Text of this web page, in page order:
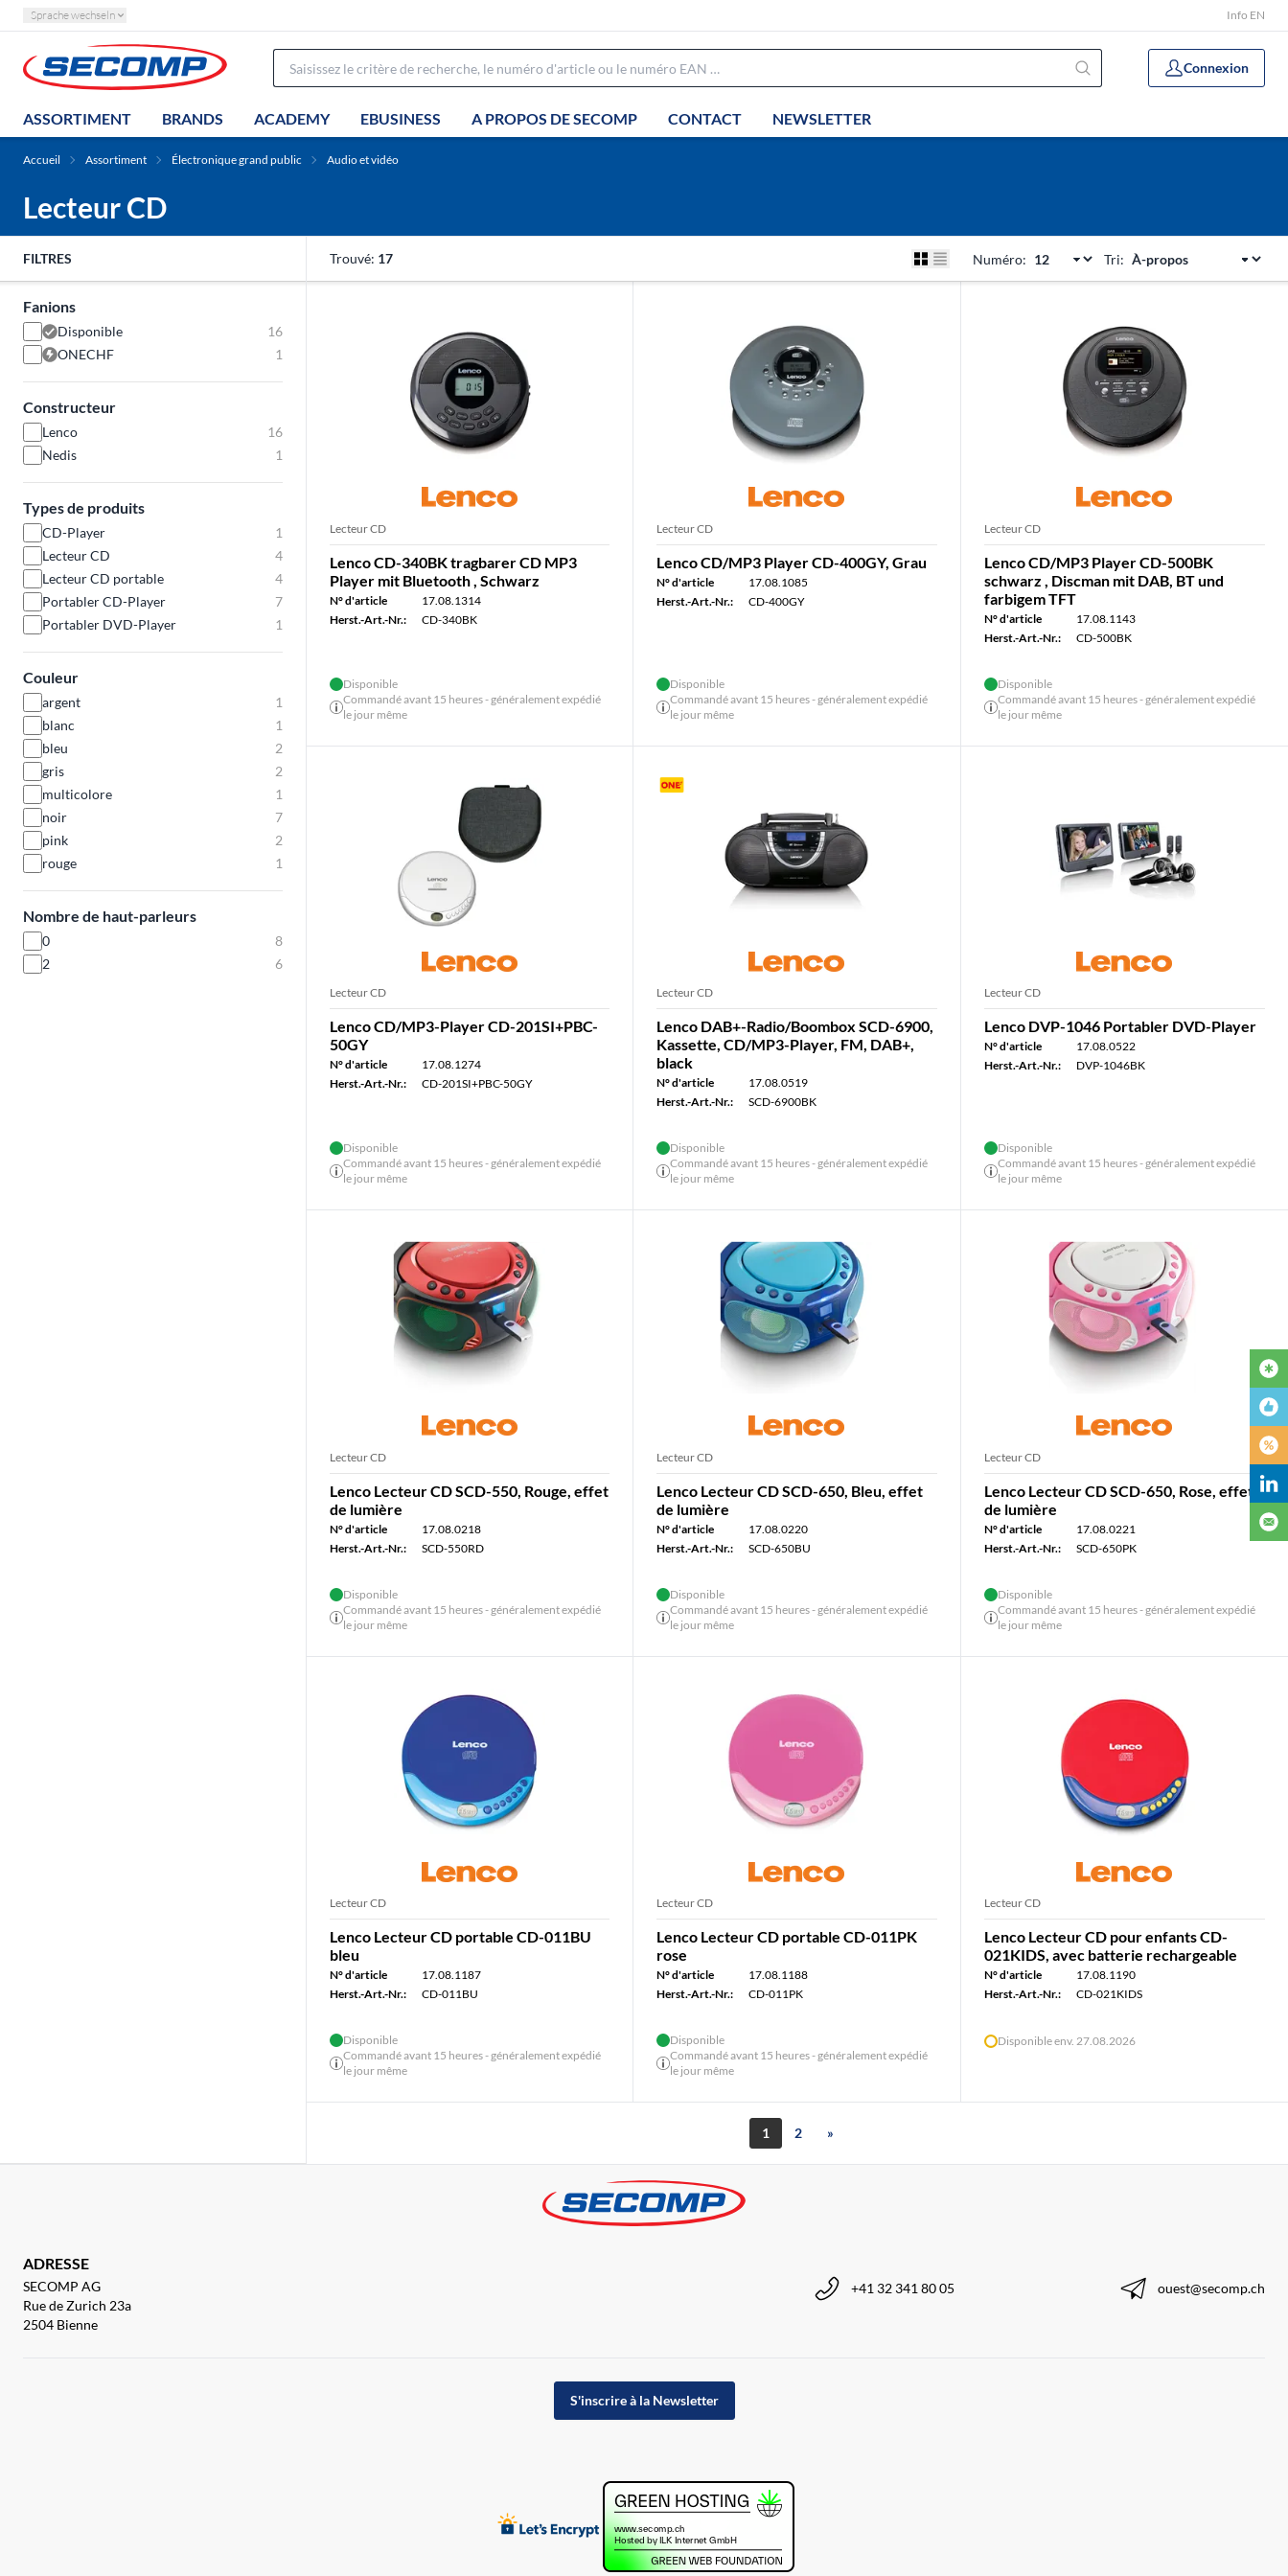
Sprache wechseln Info EN
Connexion
ASSORTIMENT BRANDS ACADEMY EBUSINESS A PROPOS DE SECOMP CONTACT NEWSLETTER
Accueil Assortiment Électronique grand public Audio et vidéo
Lecteur CD
FILTRES
Fanions
Disponible
16
ONECHF
1
Constructeur
Lenco
16
Nedis
1
Types de produits
CD-Player
1
Lecteur CD
4
Lecteur CD portable
4
Portabler CD-Player
7
Portabler DVD-Player
1
Couleur
argent
1
blanc
1
bleu
2
gris
2
multicolore
1
noir
7
pink
2
rouge
1
Nombre de haut-parleurs
0
8
2
6
Trouvé: 17 Numéro: Tri:
Lecteur CD
Lenco CD-340BK tragbarer CD MP3
Player mit Bluetooth , Schwarz
N° d'article
17.08.1314
Herst.-Art.-Nr.:
CD-340BK
Disponible
Commandé avant 15 heures - généralement expédié
le jour même
Lecteur CD
Lenco CD/MP3 Player CD-400GY, Grau
N° d'article
17.08.1085
Herst.-Art.-Nr.:
CD-400GY
Disponible
Commandé avant 15 heures - généralement expédié
le jour même
Lecteur CD
Lenco CD/MP3 Player CD-500BK
schwarz , Discman mit DAB, BT und
farbigem TFT
N° d'article
17.08.1143
Herst.-Art.-Nr.:
CD-500BK
Disponible
Commandé avant 15 heures - généralement expédié
le jour même
Lecteur CD
Lenco CD/MP3-Player CD-201SI+PBC-
50GY
N° d'article
17.08.1274
Herst.-Art.-Nr.:
CD-201SI+PBC-50GY
Disponible
Commandé avant 15 heures - généralement expédié
le jour même
Lecteur CD
Lenco DAB+-Radio/Boombox SCD-6900,
Kassette, CD/MP3-Player, FM, DAB+,
black
N° d'article
17.08.0519
Herst.-Art.-Nr.:
SCD-6900BK
Disponible
Commandé avant 15 heures - généralement expédié
le jour même
Lecteur CD
Lenco DVP-1046 Portabler DVD-Player
N° d'article
17.08.0522
Herst.-Art.-Nr.:
DVP-1046BK
Disponible
Commandé avant 15 heures - généralement expédié
le jour même
Lecteur CD
Lenco Lecteur CD SCD-550, Rouge, effet
de lumière
N° d'article
17.08.0218
Herst.-Art.-Nr.:
SCD-550RD
Disponible
Commandé avant 15 heures - généralement expédié
le jour même
Lecteur CD
Lenco Lecteur CD SCD-650, Bleu, effet
de lumière
N° d'article
17.08.0220
Herst.-Art.-Nr.:
SCD-650BU
Disponible
Commandé avant 15 heures - généralement expédié
le jour même
Lecteur CD
Lenco Lecteur CD SCD-650, Rose, effet
de lumière
N° d'article
17.08.0221
Herst.-Art.-Nr.:
SCD-650PK
Disponible
Commandé avant 15 heures - généralement expédié
le jour même
Lecteur CD
Lenco Lecteur CD portable CD-011BU
bleu
N° d'article
17.08.1187
Herst.-Art.-Nr.:
CD-011BU
Disponible
Commandé avant 15 heures - généralement expédié
le jour même
Lecteur CD
Lenco Lecteur CD portable CD-011PK
rose
N° d'article
17.08.1188
Herst.-Art.-Nr.:
CD-011PK
Disponible
Commandé avant 15 heures - généralement expédié
le jour même
Lecteur CD
Lenco Lecteur CD pour enfants CD-
021KIDS, avec batterie rechargeable
N° d'article
17.08.1190
Herst.-Art.-Nr.:
CD-021KIDS
Disponible env. 27.08.2026
1 2 »
ADRESSE
SECOMP AG
Rue de Zurich 23a
2504 Bienne
+41 32 341 80 05 ouest@secomp.ch
S'inscrire à la Newsletter